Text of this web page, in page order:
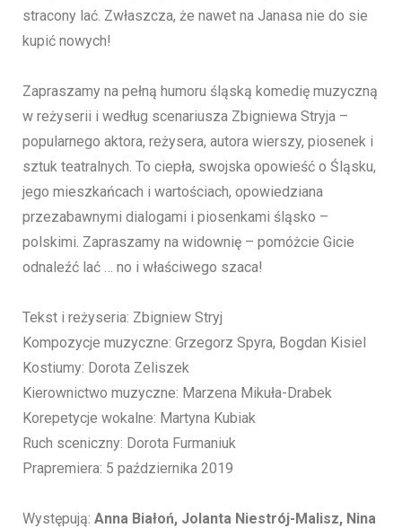
stracony lać. Zwłaszcza, że nawet na Janasa nie do sie
kupić nowych!
Zapraszamy na pełną humoru śląską komedię muzyczną
w reżyserii i według scenariusza Zbigniewa Stryja –
popularnego aktora, reżysera, autora wierszy, piosenek i
sztuk teatralnych. To ciepła, swojska opowieść o Śląsku,
jego mieszkańcach i wartościach, opowiedziana
przezabawnymi dialogami i piosenkami śląsko –
polskimi. Zapraszamy na widownię – pomóżcie Gicie
odnaleźć lać … no i właściwego szaca!
Tekst i reżyseria: Zbigniew Stryj
Kompozycje muzyczne: Grzegorz Spyra, Bogdan Kisiel
Kostiumy: Dorota Zeliszek
Kierownictwo muzyczne: Marzena Mikuła-Drabek
Korepetycje wokalne: Martyna Kubiak
Ruch sceniczny: Dorota Furmaniuk
Prapremiera: 5 października 2019
Występują: Anna Białoń, Jolanta Niestrój-Malisz, Nina